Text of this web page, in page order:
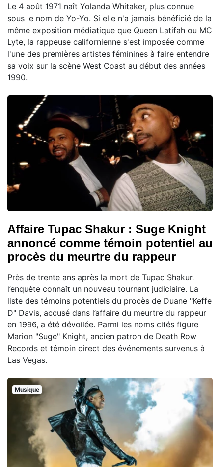
Le 4 août 1971 naît Yolanda Whitaker, plus connue
sous le nom de Yo-Yo. Si elle n'a jamais bénéficié de la
même exposition médiatique que Queen Latifah ou MC
Lyte, la rappeuse californienne s'est imposée comme
l'une des premières artistes féminines à faire entendre
sa voix sur la scène West Coast au début des années
1990.
Affaire Tupac Shakur : Suge Knight
annoncé comme témoin potentiel au
procès du meurtre du rappeur
Près de trente ans après la mort de Tupac Shakur,
l’enquête connaît un nouveau tournant judiciaire. La
liste des témoins potentiels du procès de Duane "Keffe
D" Davis, accusé dans l’affaire du meurtre du rappeur
en 1996, a été dévoilée. Parmi les noms cités figure
Marion "Suge" Knight, ancien patron de Death Row
Records et témoin direct des événements survenus à
Las Vegas.
Musique